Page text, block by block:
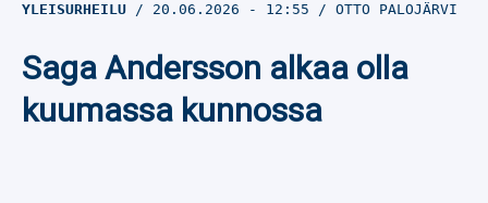
Jalkapallo
YLEISURHEILU 20.06.2026 - 12:55 OTTO PALOJÄRVI
Saga Andersson alkaa olla
kuumassa kunnossa